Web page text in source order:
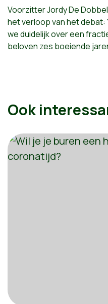
Voorzitter Jordy De
het verloop van het
we duidelijk over een
beloven zes boeiende
Ook